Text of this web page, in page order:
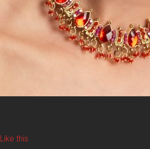
Like this